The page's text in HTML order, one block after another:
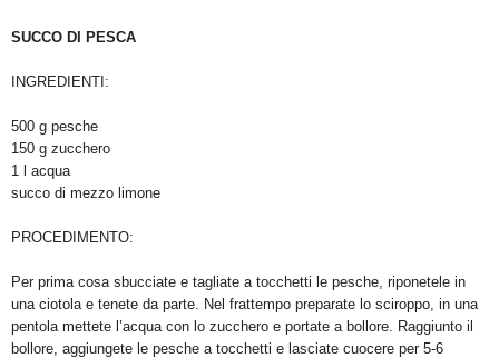
SUCCO DI PESCA
INGREDIENTI:
500 g pesche
150 g zucchero
1 l acqua
succo di mezzo limone
PROCEDIMENTO:
Per prima cosa sbucciate e tagliate a tocchetti le pesche, riponetele in
una ciotola e tenete da parte. Nel frattempo preparate lo sciroppo, in una
pentola mettete l’acqua con lo zucchero e portate a bollore. Raggiunto il
bollore, aggiungete le pesche a tocchetti e lasciate cuocere per 5-6